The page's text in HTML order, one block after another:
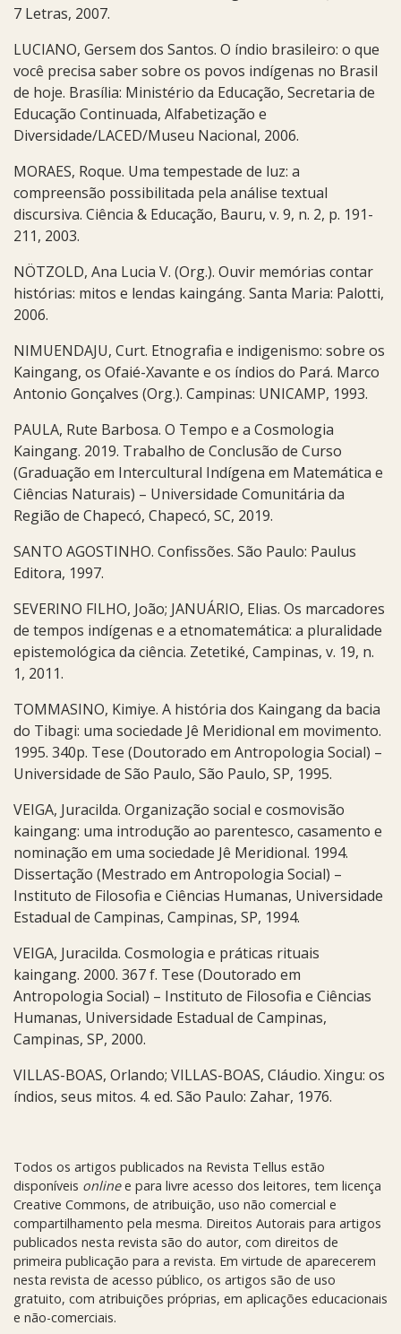
7 Letras, 2007.
LUCIANO, Gersem dos Santos. O índio brasileiro: o que
você precisa saber sobre os povos indígenas no Brasil
de hoje. Brasília: Ministério da Educação, Secretaria de
Educação Continuada, Alfabetização e
Diversidade/LACED/Museu Nacional, 2006.
MORAES, Roque. Uma tempestade de luz: a
compreensão possibilitada pela análise textual
discursiva. Ciência & Educação, Bauru, v. 9, n. 2, p. 191-
211, 2003.
NÖTZOLD, Ana Lucia V. (Org.). Ouvir memórias contar
histórias: mitos e lendas kaingáng. Santa Maria: Palotti,
2006.
NIMUENDAJU, Curt. Etnografia e indigenismo: sobre os
Kaingang, os Ofaié-Xavante e os índios do Pará. Marco
Antonio Gonçalves (Org.). Campinas: UNICAMP, 1993.
PAULA, Rute Barbosa. O Tempo e a Cosmologia
Kaingang. 2019. Trabalho de Conclusão de Curso
(Graduação em Intercultural Indígena em Matemática e
Ciências Naturais) – Universidade Comunitária da
Região de Chapecó, Chapecó, SC, 2019.
SANTO AGOSTINHO. Confissões. São Paulo: Paulus
Editora, 1997.
SEVERINO FILHO, João; JANUÁRIO, Elias. Os marcadores
de tempos indígenas e a etnomatemática: a pluralidade
epistemológica da ciência. Zetetiké, Campinas, v. 19, n.
1, 2011.
TOMMASINO, Kimiye. A história dos Kaingang da bacia
do Tibagi: uma sociedade Jê Meridional em movimento.
1995. 340p. Tese (Doutorado em Antropologia Social) –
Universidade de São Paulo, São Paulo, SP, 1995.
VEIGA, Juracilda. Organização social e cosmovisão
kaingang: uma introdução ao parentesco, casamento e
nominação em uma sociedade Jê Meridional. 1994.
Dissertação (Mestrado em Antropologia Social) –
Instituto de Filosofia e Ciências Humanas, Universidade
Estadual de Campinas, Campinas, SP, 1994.
VEIGA, Juracilda. Cosmologia e práticas rituais
kaingang. 2000. 367 f. Tese (Doutorado em
Antropologia Social) – Instituto de Filosofia e Ciências
Humanas, Universidade Estadual de Campinas,
Campinas, SP, 2000.
VILLAS-BOAS, Orlando; VILLAS-BOAS, Cláudio. Xingu: os
índios, seus mitos. 4. ed. São Paulo: Zahar, 1976.
Todos os artigos publicados na Revista Tellus estão
disponíveis onlinee para livre acesso dos leitores, tem licença
Creative Commons, de atribuição, uso não comercial e
compartilhamento pela mesma. Direitos Autorais para artigos
publicados nesta revista são do autor, com direitos de
primeira publicação para a revista. Em virtude de aparecerem
nesta revista de acesso público, os artigos são de uso
gratuito, com atribuições próprias, em aplicações educacionais
e não-comerciais.